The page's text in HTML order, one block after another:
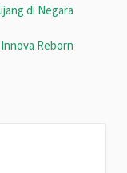
di Negara
Reborn